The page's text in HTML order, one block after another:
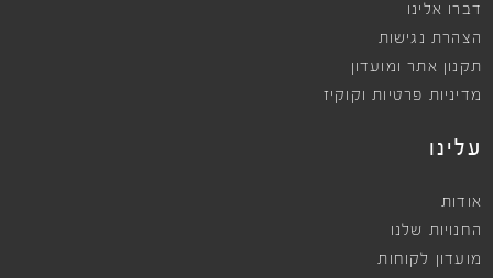
דברו אלינו
הצהרת נגישות
תקנון אתר ומועדון
מדיניות פרטיות וקוקיז
עלינו
אודות
החנויות שלנו
מועדון לקוחות